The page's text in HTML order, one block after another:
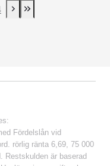
Next page
Last Page
Fördelslån vid
rörlig ränta 6,69, 75 000
Restskulden är baserad